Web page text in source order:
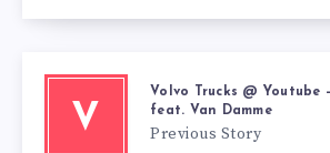
V
Volvo Trucks @ Youtube
feat. Van Damme
Previous Story